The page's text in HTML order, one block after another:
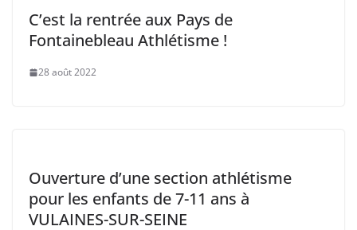
C’est la rentrée aux Pays de
Fontainebleau Athlétisme !
28 août 2022
Ouverture d’une section athlétisme
pour les enfants de 7-11 ans à
VULAINES-SUR-SEINE